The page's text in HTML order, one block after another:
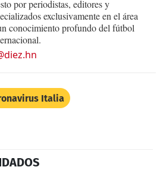
por periodistas, editores y
exclusivamente en el área
conocimiento profundo del fútbol
Italia